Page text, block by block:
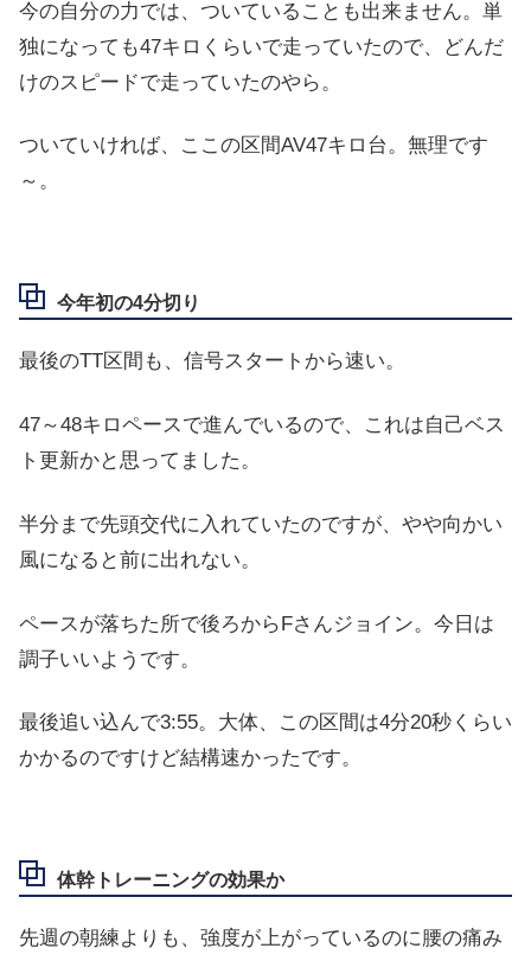
今の自分の力では、ついていることも出来ません。単
独になっても47キロくらいで走っていたので、どんだ
けのスピードで走っていたのやら。
ついていければ、ここの区間AV47キロ台。無理です
～。
今年初の4分切り
最後のTT区間も、信号スタートから速い。
47～48キロペースで進んでいるので、これは自己ベス
ト更新かと思ってました。
半分まで先頭交代に入れていたのですが、やや向かい
風になると前に出れない。
ペースが落ちた所で後ろからFさんジョイン。今日は
調子いいようです。
最後追い込んで3:55。大体、この区間は4分20秒くらい
かかるのですけど結構速かったです。
体幹トレーニングの効果か
先週の朝練よりも、強度が上がっているのに腰の痛み